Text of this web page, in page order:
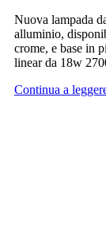
Nuova lampada
alluminio,
crome, e base in
linear da 18w
Continua a